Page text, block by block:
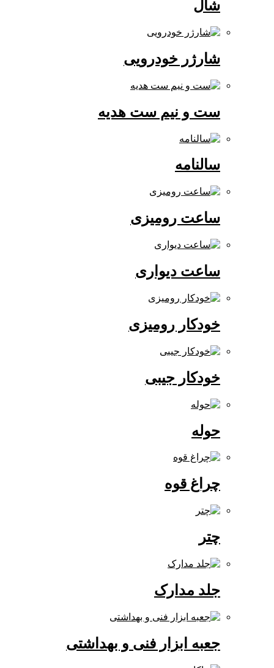
شارژر خودرویی
ست و نیم ست هدیه
ساعت رومیزی
ساعت دیواری
خودکار رومیزی
خودکار جیبی
چراغ قوه
جلد مدارک
جعبه ابزار فنی و بهداشتی